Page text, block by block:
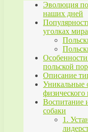
Эволюция
наших дней
уголках мира
польской
Описание
Уникальные
Воспитание
собаки
1.